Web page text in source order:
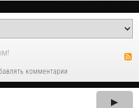
комментарии
▶